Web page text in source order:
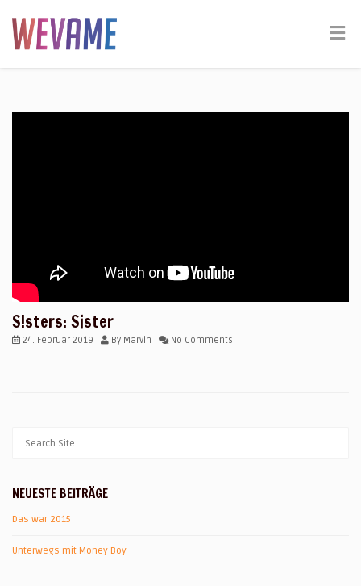
S!sters: Sister
24. Februar 2019 By Marvin No Comments
NEUESTE BEITRÄGE
Das war 2015
Unterwegs mit Money Boy